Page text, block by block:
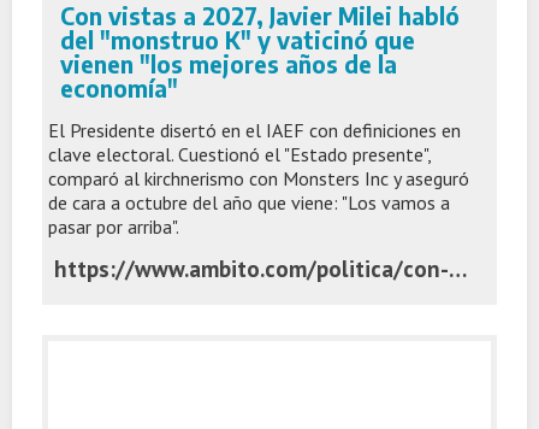
Con vistas a 2027, Javier Milei habló
del "monstruo K" y vaticinó que
vienen "los mejores años de la
economía"
El Presidente disertó en el IAEF con definiciones en
clave electoral. Cuestionó el "Estado presente",
comparó al kirchnerismo con Monsters Inc y aseguró
de cara a octubre del año que viene: "Los vamos a
pasar por arriba".
https://www.ambito.com/politica/con-vistas-2027-javier-milei-hablo-del-monstruo-k-y-vaticino-que-vienen-los-mejores-anos-la-economia-n6284398